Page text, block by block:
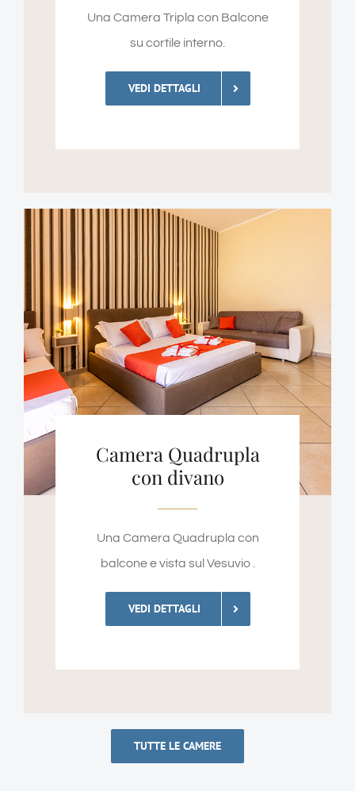
Una Camera Tripla con Balcone
su cortile interno.
VEDI DETTAGLI
Camera Quadrupla
con divano
Una Camera Quadrupla con
balcone e vista sul Vesuvio .
VEDI DETTAGLI
TUTTE LE CAMERE